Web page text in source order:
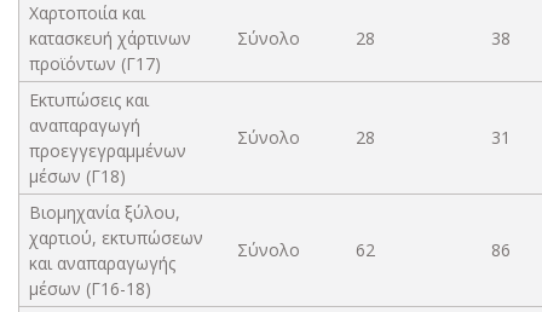
Χαρτοποιία και
κατασκευή χάρτινων
προϊόντων (Γ17)
Σύνολο 28 38
Εκτυπώσεις και
αναπαραγωγή
προεγγεγραμμένων
μέσων (Γ18)
Σύνολο 28 31
Βιομηχανία ξύλου,
χαρτιού, εκτυπώσεων
και αναπαραγωγής
μέσων (Γ16-18)
Σύνολο 62 86